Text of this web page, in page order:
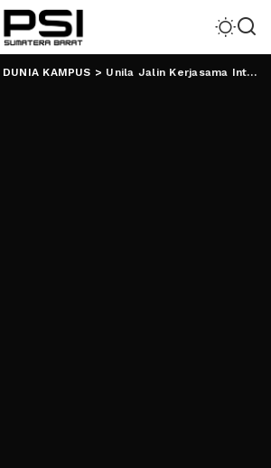
DUNIA KAMPUS > Unila Jalin Kerjasama Internasional dengan UM dan UKM